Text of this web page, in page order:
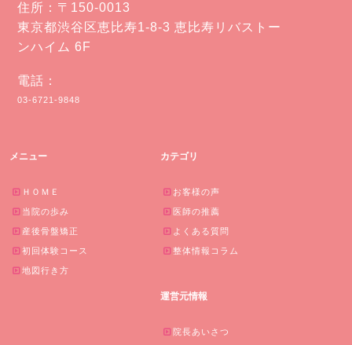
住所：〒150-0013
東京都渋谷区恵比寿1-8-3 恵比寿リバストー
ンハイム 6F
電話：
03-6721-9848
メニュー
ＨＯＭＥ
当院の歩み
産後骨盤矯正
初回体験コース
地図行き方
カテゴリ
お客様の声
医師の推薦
よくある質問
整体情報コラム
運営元情報
院長あいさつ